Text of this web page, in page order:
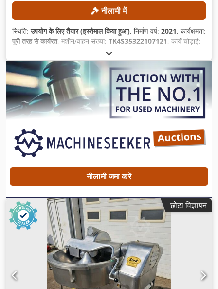
नीलामी में
स्थिति:उपयोग के लिए तैयार (इस्तेमाल किया हुआ), निर्माण वर्ष: 2021, कार्यक्षमता:
पूरी तरह से कार्यरत, मशीन/वाहन संख्या: TK4S35322107121, कार्य चौड़ाई:
90,000 मिमी/मिनट
मिमी, कार्य लंबाई:3,500 मिमी,
नीलामी जमा करें
छोटा विज्ञापन